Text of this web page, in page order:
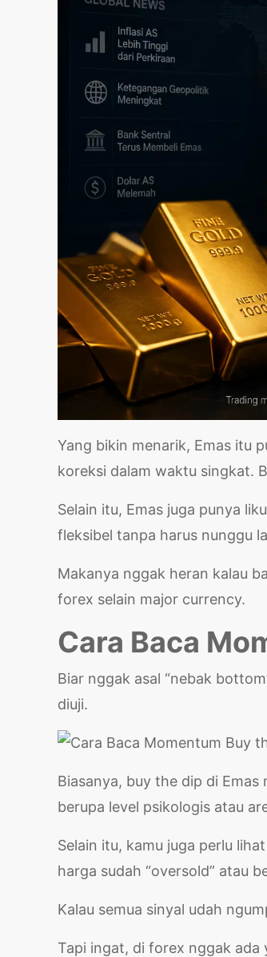
Yang bikin menarik, Emas itu
koreksi dalam waktu singkat.
Selain itu, Emas juga punya
fleksibel tanpa harus nunggu
Makanya nggak heran kalau
forex selain major currency.
Cara Baca
Biar nggak asal “nebak
diuji.
Biasanya, buy the dip di
berupa level psikologis atau
Selain itu, kamu juga perlu
harga sudah “oversold” atau
Kalau semua sinyal udah
Tapi ingat, di forex nggak ada